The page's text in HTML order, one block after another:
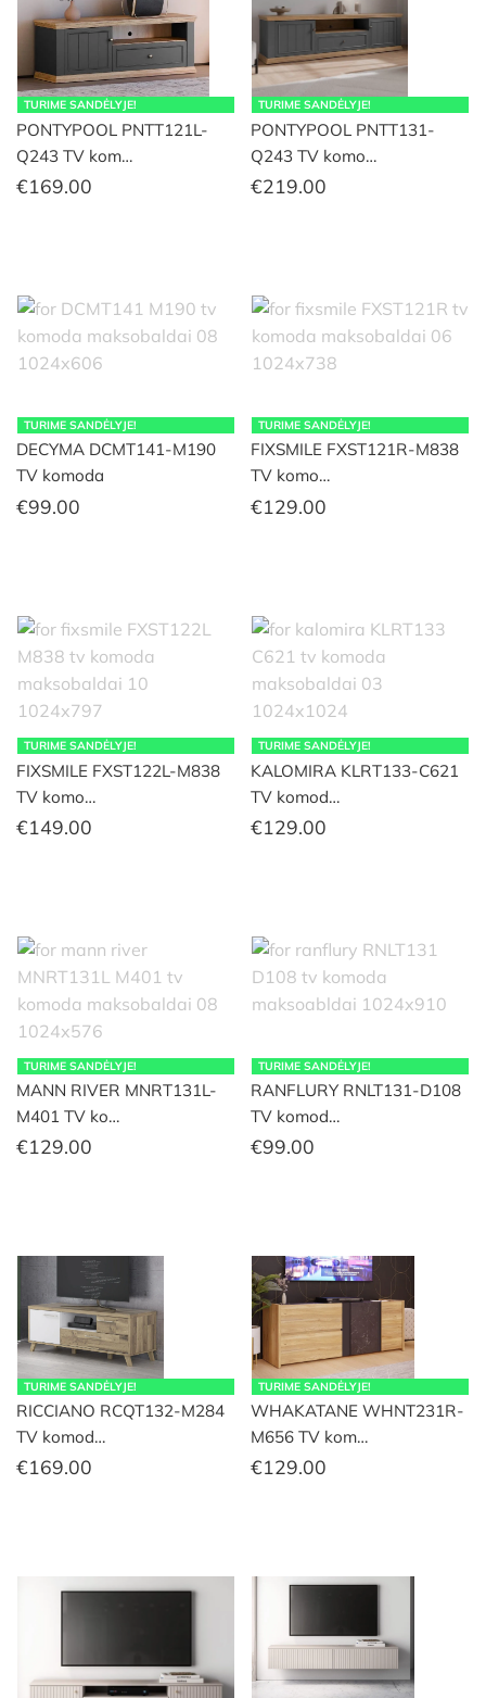
TURIME SANDĖLYJE!
PONTYPOOL PNTT121L-
Q243 TV kom…
€169.00
TURIME SANDĖLYJE!
PONTYPOOL PNTT131-
Q243 TV komo…
€219.00
TURIME SANDĖLYJE!
DECYMA DCMT141-M190
TV komoda
€99.00
TURIME SANDĖLYJE!
FIXSMILE FXST121R-M838
TV komo…
€129.00
TURIME SANDĖLYJE!
FIXSMILE FXST122L-M838
TV komo…
€149.00
TURIME SANDĖLYJE!
KALOMIRA KLRT133-C621
TV komod…
€129.00
TURIME SANDĖLYJE!
MANN RIVER MNRT131L-
M401 TV ko…
€129.00
TURIME SANDĖLYJE!
RANFLURY RNLT131-D108
TV komod…
€99.00
TURIME SANDĖLYJE!
RICCIANO RCQT132-M284
TV komod…
€169.00
TURIME SANDĖLYJE!
WHAKATANE WHNT231R-
M656 TV kom…
€129.00